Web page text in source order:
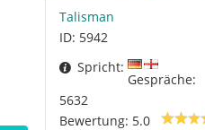
Talisman
ID: 5942
Spricht:
Gespräche:
5632
Bewertung: 5.0